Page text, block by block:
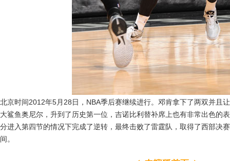
北京时间2012年5月28日，NBA季后赛继续进行。邓肯拿下了两双并且
大鲨鱼奥尼尔，升到了历史第一位，吉诺比利替补席上也有非常出色的
分进入第四节的情况下完成了逆转，最终击败了雷霆队，取得了西部决
间。